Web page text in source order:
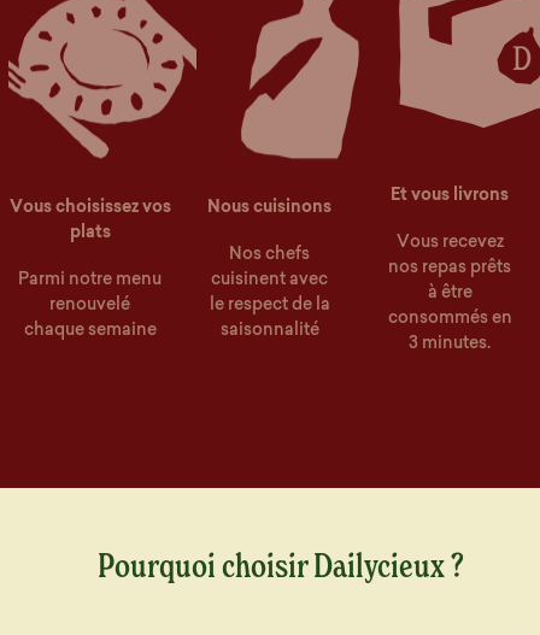
Vous choisissez vos
plats
Parmi notre menu
renouvelé
chaque semaine
Nous cuisinons
Nos chefs
cuisinent avec
le respect de la
saisonnalité
Et vous livrons
Vous recevez
nos repas prêts
à être
consommés en
3 minutes.
Pourquoi choisir Dailycieux ?